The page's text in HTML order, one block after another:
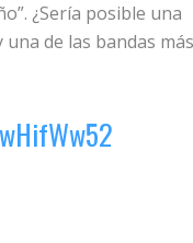
¿Sería posible una
de las bandas más